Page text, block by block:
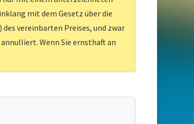
mit dem Gesetz über die
vereinbarten Preises, und zwar
Wenn Sie ernsthaft an